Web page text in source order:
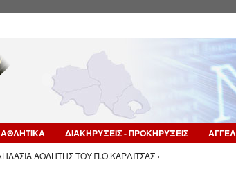
ΑΘΛΗΤΙΚΑ ΔΙΑΚΗΡΥΞΕΙΣ - ΠΡΟΚΗΡΥΞΕΙΣ
ΑΘΛΗΤΗΣ ΤΟΥ Π.Ο.ΚΑΡΔΙΤΣΑΣ ›